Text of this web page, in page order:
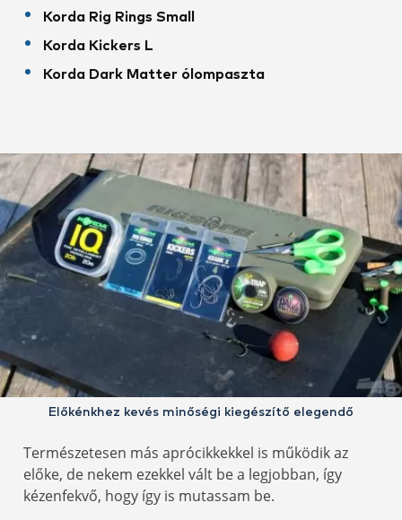
Korda Rig Rings Small
Korda Kickers L
Korda Dark Matter ólompaszta
Előkénkhez kevés minőségi kiegészítő elegendő
Természetesen más aprócikkekkel is működik az
előke, de nekem ezekkel vált be a legjobban, így
kézenfekvő, hogy így is mutassam be.